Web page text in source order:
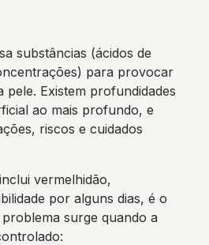
substâncias (ácidos de
para provocar
pele. Existem profundidades
ao mais profundo, e
riscos e cuidados
vermelhidão,
por alguns dias, é o
surge quando a